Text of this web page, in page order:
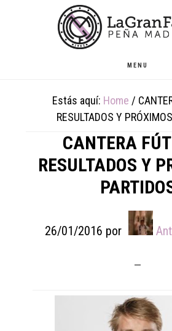
MENU
Estás aquí: Home /
RESULTADOS Y
CANTERA
RESULTADOS Y
26/01/2016 por